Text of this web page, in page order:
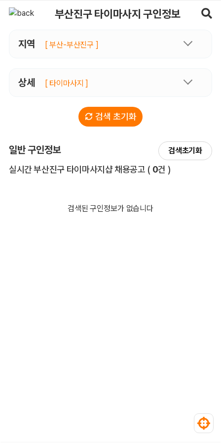
부산진구 타이마사지 구인정보
지역 [ 부산-부산진구 ]
상세 [ 타이마사지 ]
검색 초기화
일반 구인정보 검색초기화
실시간 부산진구 타이마사지샵 채용공고 전체 목록
( 0건 )
검색된 구인정보가 없습니다